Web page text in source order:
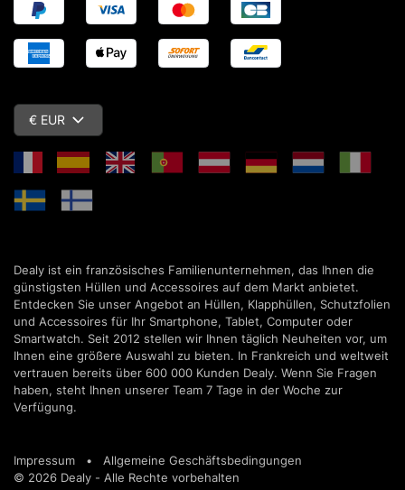
€ EUR
Dealy ist ein französisches Familienunternehmen, das Ihnen die
günstigsten Hüllen und Accessoires auf dem Markt anbietet.
Entdecken Sie unser Angebot an Hüllen, Klapphüllen, Schutzfolien
und Accessoires für Ihr Smartphone, Tablet, Computer oder
Smartwatch. Seit 2012 stellen wir Ihnen täglich Neuheiten vor, um
Ihnen eine größere Auswahl zu bieten. In Frankreich und weltweit
vertrauen bereits über 600 000 Kunden Dealy. Wenn Sie Fragen
haben, steht Ihnen unserer Team 7 Tage in der Woche zur
Verfügung.
© 2026 Dealy - Alle Rechte vorbehalten
Impressum • Allgemeine Geschäftsbedingungen